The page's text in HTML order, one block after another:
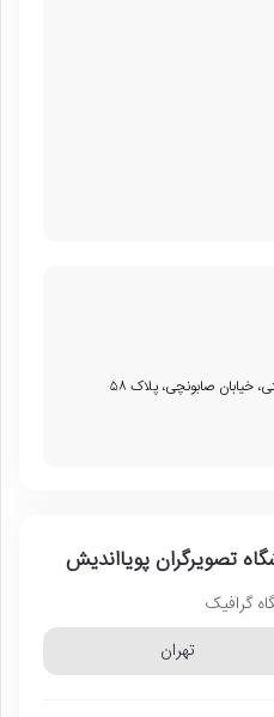
خیابان صابونچی، پلاک ۵۸
تصویرگران پویااندیش
گرافیک
تهران